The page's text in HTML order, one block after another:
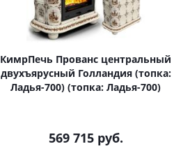
КимрПечь Прованс центральный
двухъярусный Голландия (топка:
Ладья-700) (топка: Ладья-700)
569 715руб.